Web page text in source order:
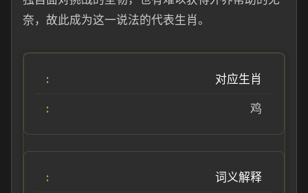
奈，故此成为这一说法的代表生肖。
对应生肖
鸡
词义解释